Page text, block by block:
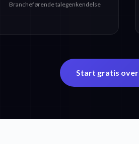
Brancheførende talegenkendelse
Start gratis